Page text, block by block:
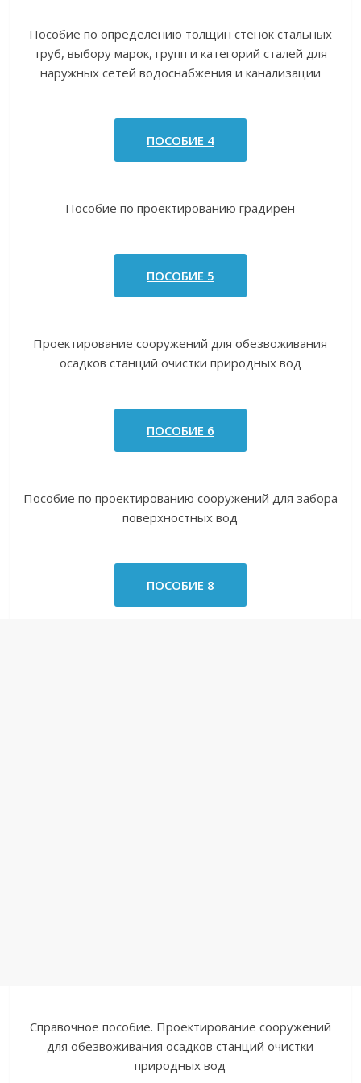
Пособие по определению толщин стенок стальных
труб, выбору марок, групп и категорий сталей для
наружных сетей водоснабжения и канализации
ПОСОБИЕ 4
Пособие по проектированию градирен
ПОСОБИЕ 5
Проектирование сооружений для обезвоживания
осадков станций очистки природных вод
ПОСОБИЕ 6
Пособие по проектированию сооружений для забора
поверхностных вод
ПОСОБИЕ 8
Справочное пособие. Проектирование сооружений
для обезвоживания осадков станций очистки
природных вод